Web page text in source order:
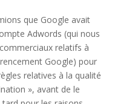
que Google avait
Adwords (qui nous
relatifs à
Google) pour
relatives à la qualité
», avant de le